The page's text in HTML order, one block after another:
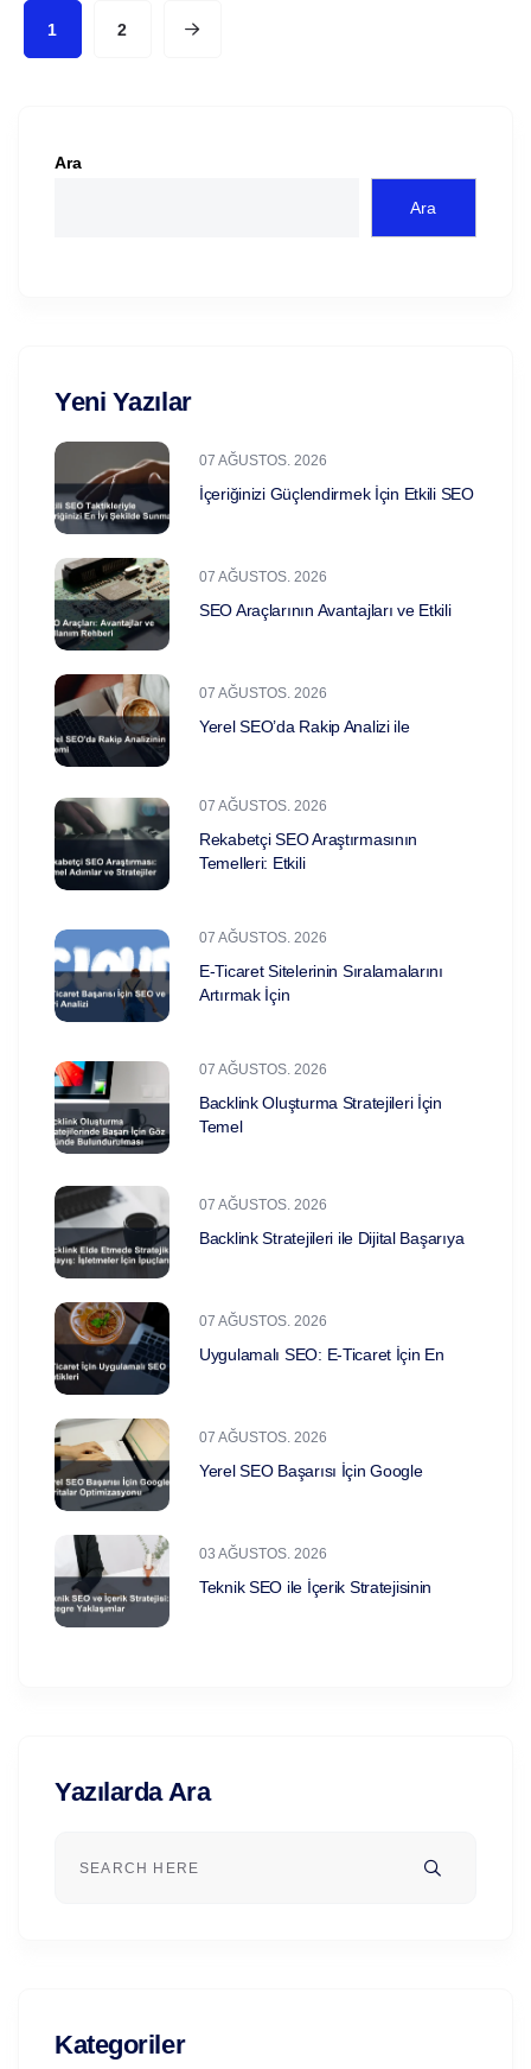
1 2
Ara
Ara
Yeni Yazılar
07 AĞUSTOS. 2026
İçeriğinizi Güçlendirmek İçin Etkili SEO
07 AĞUSTOS. 2026
SEO Araçlarının Avantajları ve Etkili
07 AĞUSTOS. 2026
Yerel SEO’da Rakip Analizi ile
07 AĞUSTOS. 2026
Rekabetçi SEO Araştırmasının
Temelleri: Etkili
07 AĞUSTOS. 2026
E-Ticaret Sitelerinin Sıralamalarını
Artırmak İçin
07 AĞUSTOS. 2026
Backlink Oluşturma Stratejileri İçin
Temel
07 AĞUSTOS. 2026
Backlink Stratejileri ile Dijital Başarıya
07 AĞUSTOS. 2026
Uygulamalı SEO: E-Ticaret İçin En
07 AĞUSTOS. 2026
Yerel SEO Başarısı İçin Google
03 AĞUSTOS. 2026
Teknik SEO ile İçerik Stratejisinin
Yazılarda Ara
Kategoriler